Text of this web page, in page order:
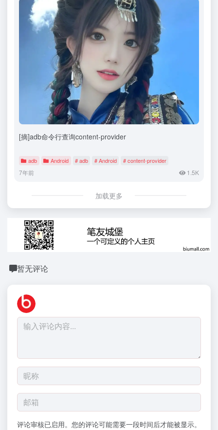
[摘]adb命令行查询content-provider
adb Android # adb # Android # content-provider
7年前 1.5K
加载更多
暂无评论
评论审核已启用。您的评论可能需要一段时间后才能被显示。